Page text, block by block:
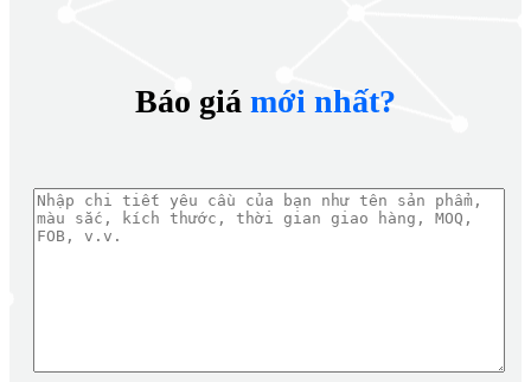
Báo giá mới nhất?